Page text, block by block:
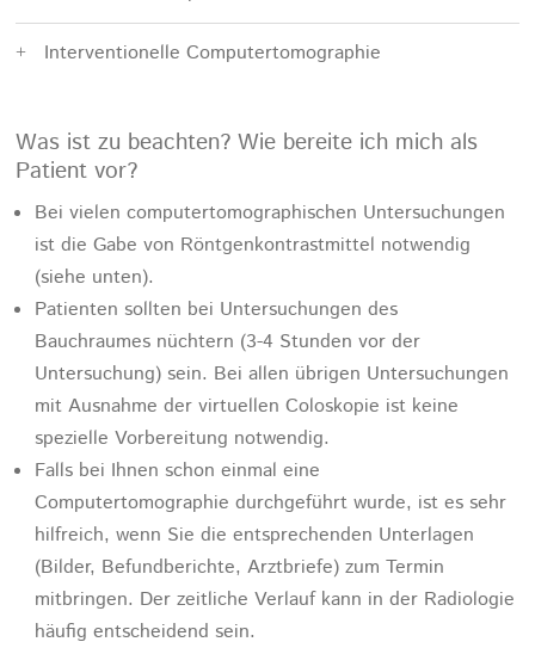
Interventionelle Computertomographie
Was ist zu beachten? Wie bereite ich mich als
Patient vor?
Bei vielen computertomographischen Untersuchungen
ist die Gabe von Röntgenkontrastmittel notwendig
(siehe unten).
Patienten sollten bei Untersuchungen des
Bauchraumes nüchtern (3-4 Stunden vor der
Untersuchung) sein. Bei allen übrigen Untersuchungen
mit Ausnahme der virtuellen Coloskopie ist keine
spezielle Vorbereitung notwendig.
Falls bei Ihnen schon einmal eine
Computertomographie durchgeführt wurde, ist es sehr
hilfreich, wenn Sie die entsprechenden Unterlagen
(Bilder, Befundberichte, Arztbriefe) zum Termin
mitbringen. Der zeitliche Verlauf kann in der Radiologie
häufig entscheidend sein.